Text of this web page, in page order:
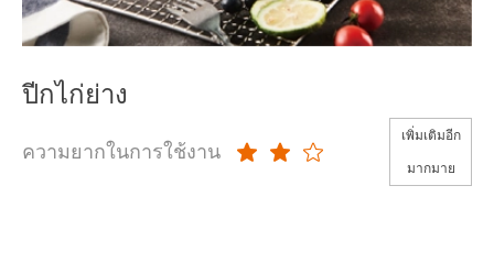
ปีกไก่ย่าง
ความยากในการใช้งาน
เพิ่มเติมอีก
มากมาย